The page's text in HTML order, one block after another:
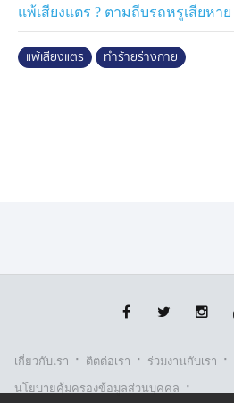
แพ้เสียงแตร ? ตามถีบรถหรูเสียหาย
แพ้เสียงแตร ทำร้ายร่างกาย
เกี่ยวกับเรา · ติตต่อเรา · ร่วมงานกับเรา ·
นโยบายคุ้มครองข้อมูลส่วนบุคคล ·